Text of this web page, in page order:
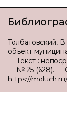
Толбатовский,
объект
— Текст :
— № 25 (628). —
https://